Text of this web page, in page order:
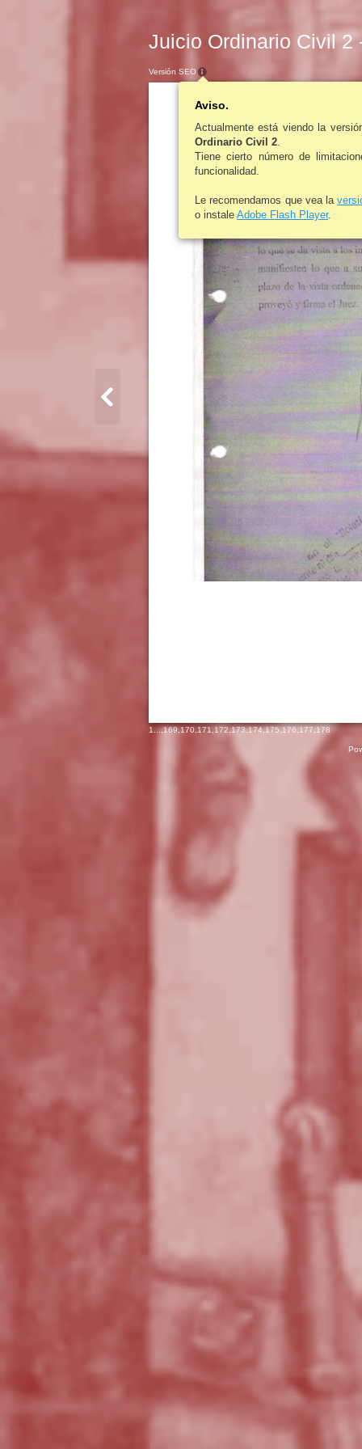
Juicio Ordinario Civil 2
Versión SEO
Aviso.
Actualmente está viendo la
Ordinario Civil 2
Tiene cierto número de
funcionalidad.
Le recomendamos que vea la
o instale Adobe Flash Player.
1 ...,169,170,171,172,173,174,175,176,177,178